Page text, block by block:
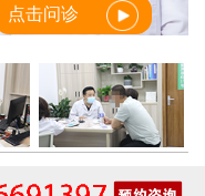
点击问诊